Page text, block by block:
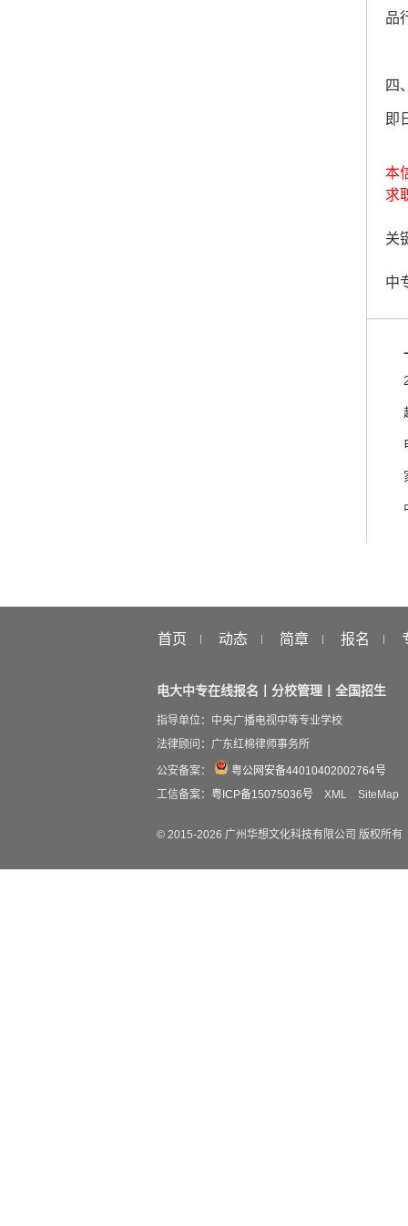
品
四
即
本
求
关
中
首页 动态 简章 报名
电大中专在线报名丨分校管理丨全国招生
指导单位：中央广播电视中等专业学校
法律顾问：广东红棉律师事务所
公安备案：
粤公网安备44010402002764号
工信备案： 粤ICP备15075036号 XML SiteMap
© 2015-2026 广州华想文化科技有限公司 版权所有